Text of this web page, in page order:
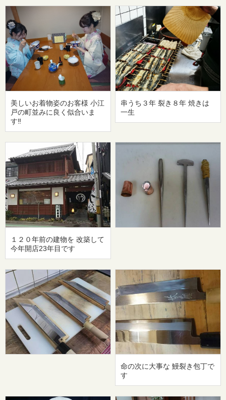
美しいお着物姿のお客様 小江
戸の町並みに良く似合いま
す‼
串うち３年 裂き８年 焼きは
一生
１２０年前の建物を 改築して
今年開店23年目です
命の次に大事な 鰻裂き包丁で
す